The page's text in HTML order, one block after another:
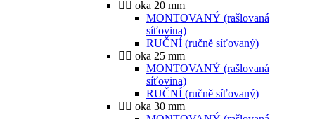
oka 20 mm
MONTOVANÝ (rašlovaná
síťovina)
RUČNÍ (ručně síťovaný)
oka 25 mm
MONTOVANÝ (rašlovaná
síťovina)
RUČNÍ (ručně síťovaný)
oka 30 mm